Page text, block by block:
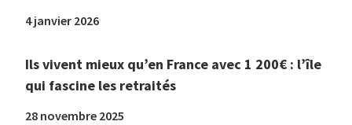
4 janvier 2026
Ils vivent mieux qu’en France avec 1 200€ : l’île
qui fascine les retraités
28 novembre 2025